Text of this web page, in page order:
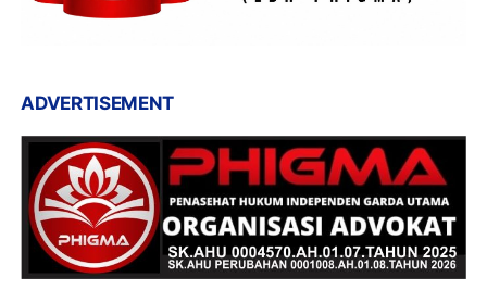
ADVERTISEMENT